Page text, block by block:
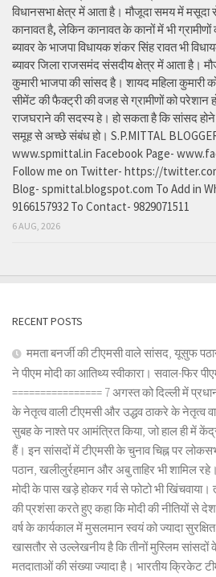
विधानसभा क्षेत्र में आता है। मौजूदा समय में मसूदा
कानावत है, लेकिन कानावत के कानों में भी
ब्यावर के भाजपा विधायक शंकर सिंह रावत भी
ब्यावर जिला राजसमंद संसदीय क्षेत्र में आता है।
कुमारी भाजपा की सांसद है। शायद महिला कुमारी
सीमेंट की फैक्ट्री की वजह से ग्रामीणों को परेशान
राजघराने की सदस्य हे। हो सकता है कि सांसद
समूह से अच्छे संबंध हो। S.P.MITTAL
www.spmittal.in Facebook Page-
Follow me on Twitter- https://
Blog- spmittal.blogspot.com To Add in
9166157932 To Contact- 9829071511
6 AUG, 2026
RECENT POSTS
ममता बनर्जी की टीएमसी वाले सांसद, यूसुफ
ने पीएम मोदी का आतिथ्य स्वीकारा। सवाल-फिर
================ 7 अगस्त को दिल्ली में
के नेतृत्व वाली टीएमसी और उद्धव ठाकरे के नेतृत्व
सुबह के नाश्ते पर आमंत्रित किया, जो हाल ही में
हैं। इन सांसदों में टीएमसी के चुनाव चिह्न पर
पठान, खलीलुर्रहमान और अबु ताहिर भी शामिल
मोदी के पास खड़े होकर गर्व से फोटो भी खिंचवाया।
की प्रशंसा करते हुए कहा कि मोदी की नीतियों से
वर्ष के कार्यकाल में मुसलमान स्वयं को ज्यादा
खासतौर से उल्लेखनीय है कि तीनों मुस्लिम सांसदों
मतदाताओं की संख्या ज्यादा है। भारतीय क्रिकेट